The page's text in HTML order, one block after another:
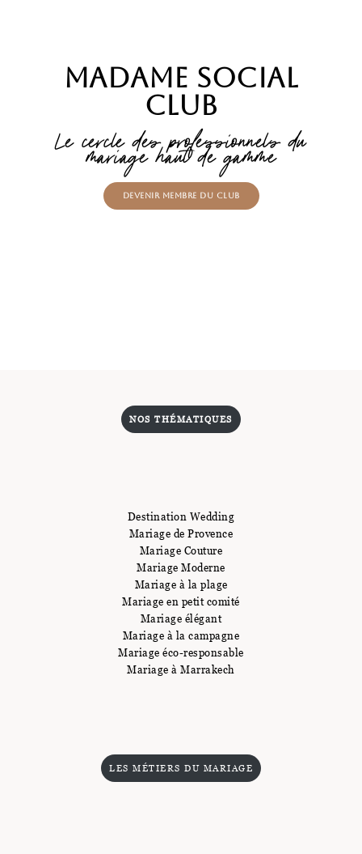
Madame Social
Club
Le cercle des professionnels du
mariage haut de gamme
Devenir membre du Club
NOS THÉMATIQUES
Destination Wedding
Mariage de Provence
Mariage Couture
Mariage Moderne
Mariage à la plage
Mariage en petit comité
Mariage élégant
Mariage à la campagne
Mariage éco-responsable
Mariage à Marrakech
LES MÉTIERS DU MARIAGE